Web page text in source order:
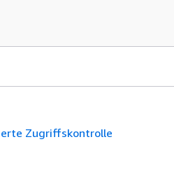
Zugriffskontrolle